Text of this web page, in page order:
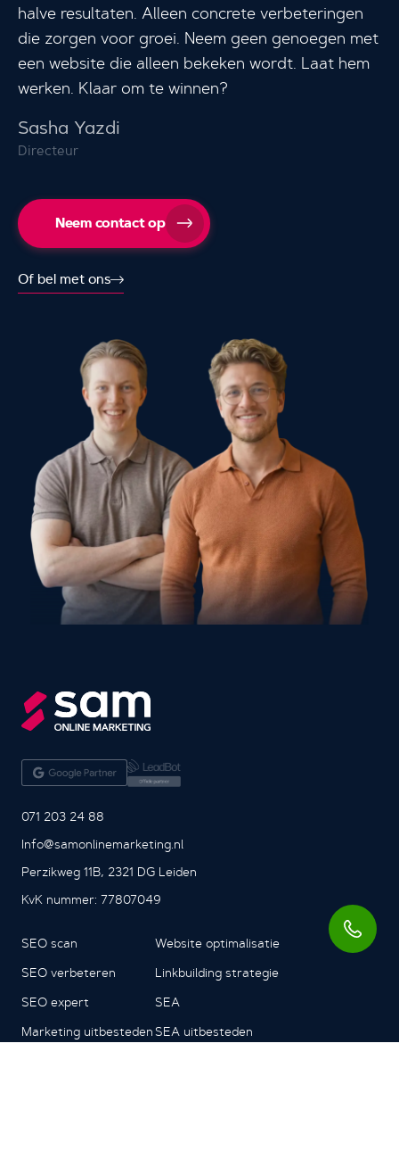
halve resultaten. Alleen concrete verbeteringen
die zorgen voor groei. Neem geen genoegen met
een website die alleen bekeken wordt. Laat hem
werken. Klaar om te winnen?
Sasha Yazdi
Directeur
Neem contact op
Of bel met ons
071 203 24 88
Info@samonlinemarketing.nl
Perzikweg 11B, 2321 DG Leiden
KvK nummer: 77807049
SEO scan
SEO verbeteren
SEO expert
Marketing uitbesteden
Website optimalisatie
Linkbuilding strategie
SEA
SEA uitbesteden